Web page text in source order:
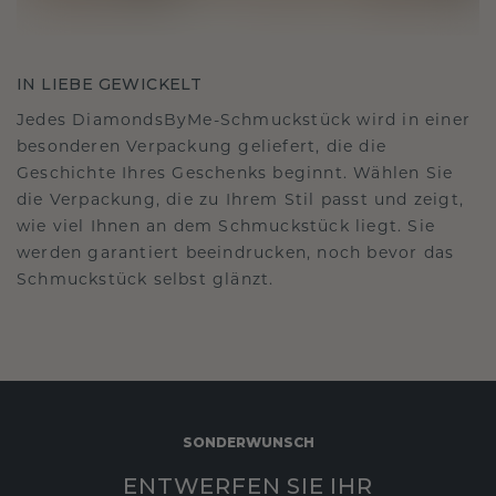
IN LIEBE GEWICKELT
Jedes DiamondsByMe-Schmuckstück wird in einer
besonderen Verpackung geliefert, die die
Geschichte Ihres Geschenks beginnt. Wählen Sie
die Verpackung, die zu Ihrem Stil passt und zeigt,
wie viel Ihnen an dem Schmuckstück liegt. Sie
werden garantiert beeindrucken, noch bevor das
Schmuckstück selbst glänzt.
SONDERWUNSCH
ENTWERFEN SIE IHR